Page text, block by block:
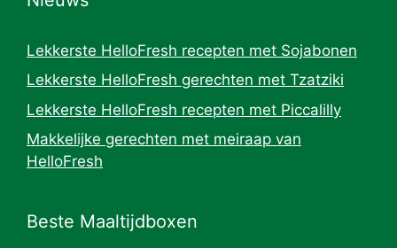
Lekkerste HelloFresh recepten met Sojabonen
Lekkerste HelloFresh gerechten met Tzatziki
Lekkerste HelloFresh recepten met Piccalilly
Makkelijke gerechten met meiraap van
HelloFresh
Beste Maaltijdboxen